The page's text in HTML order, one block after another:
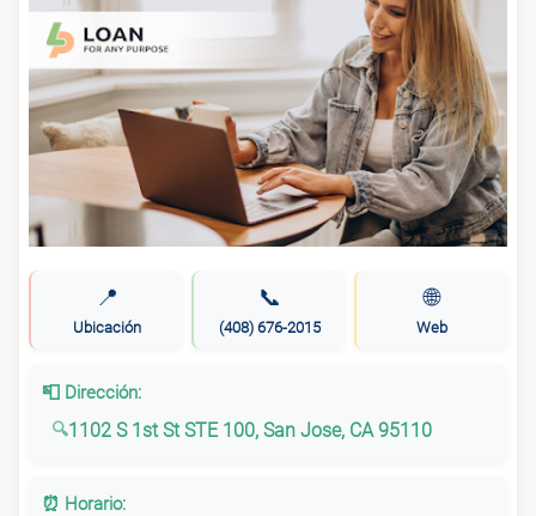
📍
Ubicación
📞
(408) 676-2015
🌐
Web
📮 Dirección:
1102 S 1st St STE 100, San Jose, CA 95110
⏰ Horario: